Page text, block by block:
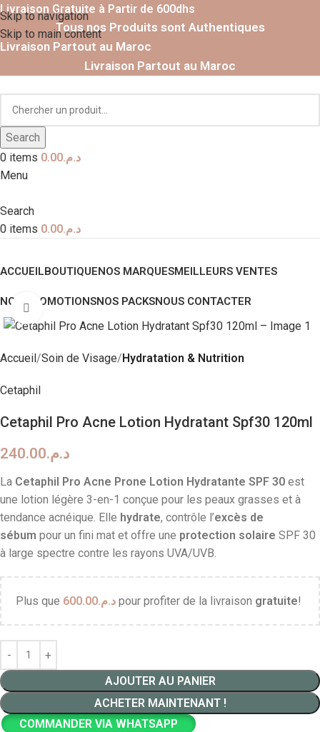
Skip to navigation
Skip to main content
Livraison Gratuite à Partir de 600dhs
Tous nos Produits sont Authentiques
Livraison Partout au Maroc
Livraison Partout au Maroc
Search
0 items د.م.0.00
Menu
Search
0 items د.م.0.00
ACCUEILBOUTIQUENOS MARQUESMEILLEURS VENTES
NOS PROMOTIONSNOS PACKSNOUS CONTACTER
Click to enlarge
Accueil Soin de Visage Hydratation & Nutrition
Cetaphil
Cetaphil Pro Acne Lotion Hydratant Spf30 120ml
د.م.240.00
La Cetaphil Pro Acne Prone Lotion Hydratante SPF 30 est
une lotion légère 3-en-1 conçue pour les peaux grasses et à
tendance acnéique. Elle hydrate, contrôle l’excès de
sébum pour un fini mat et offre une protection solaire SPF 30
à large spectre contre les rayons UVA/UVB.
Plus que د.م.600.00 pour profiter de la livraison gratuite!
AJOUTER AU PANIER
ACHETER MAINTENANT !
COMMANDER VIA WHATSAPP